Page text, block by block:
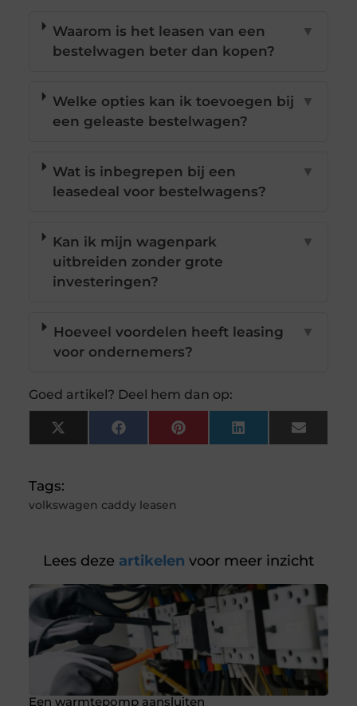
Waarom is het leasen van een
bestelwagen beter dan kopen?
▼
Welke opties kan ik toevoegen bij
een geleaste bestelwagen?
▼
Wat is inbegrepen bij een
leasedeal voor bestelwagens?
▼
Kan ik mijn wagenpark
uitbreiden zonder grote
investeringen?
▼
Hoeveel voordelen heeft leasing
voor ondernemers?
▼
Goed artikel? Deel hem dan op:
X
(Twitter)
FacebookPinterestLinkedInEmail
Tags:
volkswagen caddy leasen
Lees deze artikelen voor meer inzicht
Een warmtepomp aansluiten